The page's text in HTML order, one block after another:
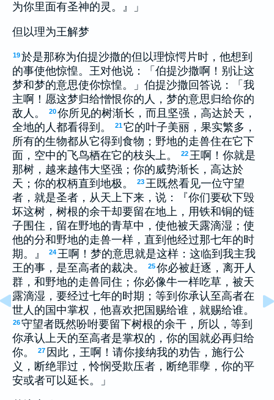
为你里面有圣神的灵。』」
但以理为王解梦
19於是那称为伯提沙撒的但以理惊愕片时，他想到
的事使他惊惶。王对他说：「伯提沙撒啊！别让这
梦和梦的意思使你惊惶。」伯提沙撒回答说：「我
主啊！愿这梦归给憎恨你的人，梦的意思归给你的
敌人。
20你所见的树渐长，而且坚强，高达於天，
全地的人都看得到。
21它的叶子美丽，果实繁多，
所有的生物都从它得到食物；野地的走兽住在它下
面，空中的飞鸟栖在它的枝头上。
22 王啊！你就是
那树，越来越伟大坚强；你的威势渐长，高达於
天；你的权柄直到地极。
23 王既然看见一位守望
者，就是圣者，从天上下来，说：『你们要砍下毁
坏这树，树根的余干却要留在地上，用铁和铜的链
子围住，留在野地的青草中，使他被天露滴湿；使
他的分和野地的走兽一样，直到他经过那七年的时
期。』
24 王啊！梦的意思就是这样：这临到我主我
王的事，是至高者的裁决。
25你必被赶逐，离开人
群，和野地的走兽同住；你必像牛一样吃草，被天
露滴湿，要经过七年的时期；等到你承认至高者在
世人的国中掌权，他喜欢把国赐给谁，就赐给谁。
26守望者既然吩咐要留下树根的余干，所以，等到
你承认上天的至高者是掌权的，你的国就必再归给
你。
27 因此，王啊！请你接纳我的劝告，施行公
义，断绝罪过，怜悯受欺压者，断绝罪孽，你的平
安或者可以延长。」